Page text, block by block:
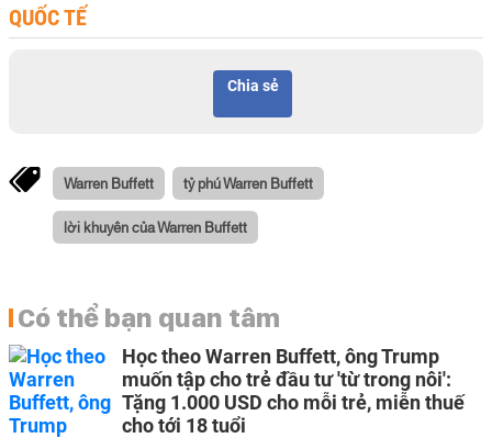
QUỐC TẾ
Chia sẻ
Warren Buffett tỷ phú Warren Buffett
lời khuyên của Warren Buffett
Có thể bạn quan tâm
Học theo Warren Buffett, ông Trump
muốn tập cho trẻ đầu tư 'từ trong nôi':
Tặng 1.000 USD cho mỗi trẻ, miễn thuế
cho tới 18 tuổi